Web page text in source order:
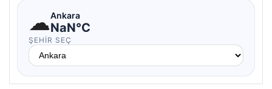
☁Ankara
NaN°C
ŞEHIR SEÇ